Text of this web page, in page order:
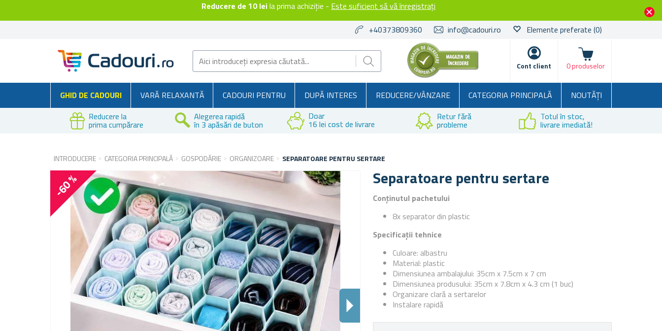
Reducere de 10 leila prima achiziție - Este suficient să vă înregistrați
+40373809360
info@cadouri.ro Elemente preferate (0)
Cont client
Coșul
0 produselor
GHID DE CADOURI VARĂ RELAXANTĂ CADOURI PENTRU DUPĂ INTERES REDUCERE/VÂNZARE CATEGORIA PRINCIPALĂ
NOUTĂȚI
Reducere la
prima cumpărare
Alegerea rapidă
în 3 apăsări de buton
Doar
16 lei cost de livrare
Retur fără
probleme
Totul în stoc,
livrare imediată!
INTRODUCERE CATEGORIA PRINCIPALĂ GOSPODĂRIE ORGANIZOARE SEPARATOARE PENTRU SERTARE
Separatoare pentru sertare
-60 %
Conținutul pachetului
8x separator din plastic
Specificații tehnice
Culoare: albastru
Material: plastic
Dimensiunea ambalajului: 35cm x 7.5cm x 7 cm
Dimensiunea produsului: 35cm x 7.8cm x 4.3 cm (1 buc)
Organizare clară a sertarelor
Instalare rapidă